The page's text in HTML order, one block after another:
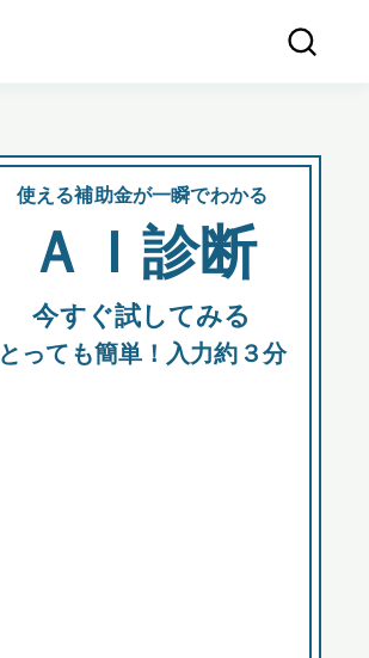
使える補助金が一瞬でわかる
ＡＩ診断
今すぐ試してみる
とっても簡単！入力約３分